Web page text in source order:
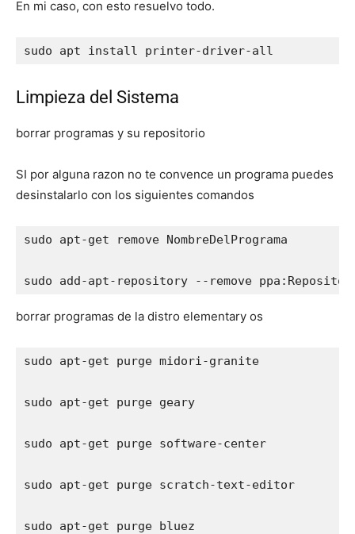
En mi caso, con esto resuelvo todo.
sudo apt install printer-driver-all
Limpieza del Sistema
borrar programas y su repositorio
SI por alguna razon no te convence un programa puedes
desinstalarlo con los siguientes comandos
sudo apt-get remove NombreDelPrograma
sudo add-apt-repository --remove
borrar programas de la distro elementary os
sudo apt-get purge midori-granite
sudo apt-get purge geary
sudo apt-get purge software-center
sudo apt-get purge scratch-text-editor
sudo apt-get purge bluez